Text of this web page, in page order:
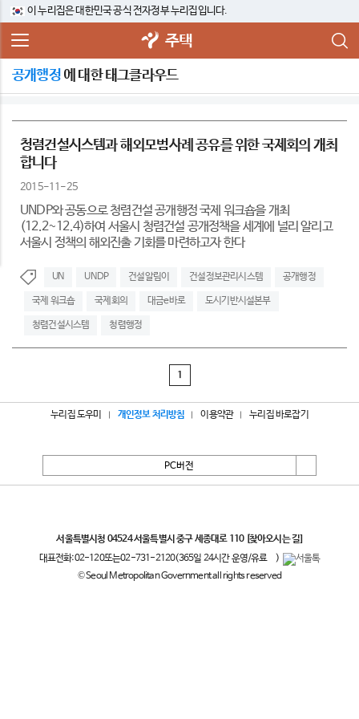
이 누리집은 대한민국 공식 전자정부 누리집입니다.
주택
공개행정에 대한 태그클라우드
청렴건설시스템과 해외모범사례 공유를 위한 국제회의 개최
합니다
2015-11-25
UNDP와 공동으로 청렴건설 공개행정 국제 워크숍을 개최
(12.2~12.4)하여 서울시 청렴건설 공개정책을 세계에 널리 알리고
서울시 정책의 해외진출 기회를 마련하고자 한다
UN UNDP 건설알림이 건설정보관리시스템 공개행정
국제 워크숍 국제회의 대금e바로 도시기반시설본부
청렴건설시스템 청렴행정
1
누리집 도우미 개인정보 처리방침 이용약관 누리집 바로잡기
PC버전
서울특별시청 04524 서울특별시 중구 세종대로 110 [찾아오시는 길]
대표전화:02-120또는02-731-2120(365일 24시간 운영/유료
)
© Seoul Metropolitan Government all rights reserved